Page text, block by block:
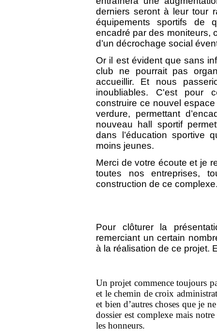
derniers seront à leur tour
équipements sportifs de
encadré par des moniteurs,
d’un décrochage social
Or il est évident que sans
club ne pourrait pas
accueillir. Et nous
inoubliables. C'est pour
construire ce nouvel
verdure, permettant
nouveau hall sportif
dans l’éducation sportive
moins jeunes.
Merci de votre écoute et je
toutes nos entreprises,
construction de ce
Pour clôturer la
remerciant un certain
à la réalisation de ce projet.
Un projet commence toujours
et le chemin de croix
et bien d’autres choses que je
dossier est complexe mais
les honneurs.